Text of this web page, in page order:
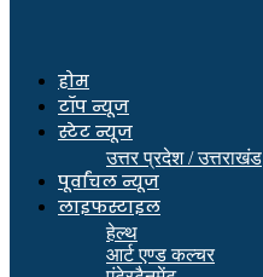
होम
टॉप न्यूज
स्टेट न्यूज
उत्तर प्रदेश / उत्तराखंड
पूर्वांचल न्यूज
लाइफस्टाइल
हेल्थ
आर्ट एण्ड कल्चर